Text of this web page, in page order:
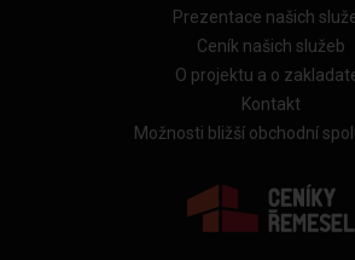
Prezentace našich
Ceník našich služeb
O projektu a o
Kontakt
Možnosti bližší obchodní